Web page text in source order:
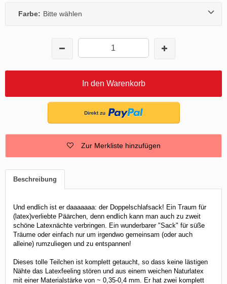
Farbe: Bitte wählen
In den Warenkorb
Zur Merkliste hinzufügen
Beschreibung
Und endlich ist er daaaaaaa: der Doppelschlafsack! Ein Traum für
(latex)verliebte Päärchen, denn endlich kann man auch zu zweit
schöne Latexnächte verbringen. Ein wunderbarer "Sack" für süße
Träume oder einfach nur um irgendwo gemeinsam (oder auch
alleine) rumzuliegen und zu entspannen!
Dieses tolle Teilchen ist komplett getaucht, so dass keine lästigen
Nähte das Latexfeeling stören und aus einem weichen Naturlatex
mit einer Materialstärke von ~ 0,35-0,4 mm. Er hat zwei komplett